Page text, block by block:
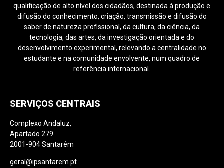
qualificação de alto nível dos cidadãos, destinada à produção e
difusão do conhecimento, criação, transmissão e difusão do
saber de natureza profissional, da cultura, da ciência, da
tecnologia, das artes, da investigação orientada e do
desenvolvimento experimental, relevando a centralidade no
estudante e na comunidade envolvente, num quadro de
referência internacional.
SERVIÇOS CENTRAIS
Complexo Andaluz,
Apartado 279
2001-904 Santarém
geral@ipsantarem.pt